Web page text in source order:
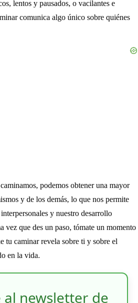
lentos y pausados, o vacilantes e
comunica algo único sobre quiénes
podemos obtener una mayor
y de los demás, lo que nos permite
y nuestro desarrollo
vez que des un paso, tómate un momento
tu caminar revela sobre ti y sobre el
en la vida.
al newsletter de